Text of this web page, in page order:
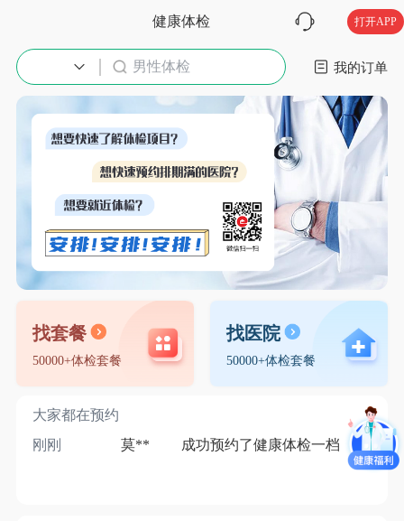
健康体检 打开APP
男性体检 入职体检 我的订单
找套餐
50000+体检套餐
找医院
50000+体检套餐
大家都在预约
刚刚
莫** 成功预约了健康体检一档 1分